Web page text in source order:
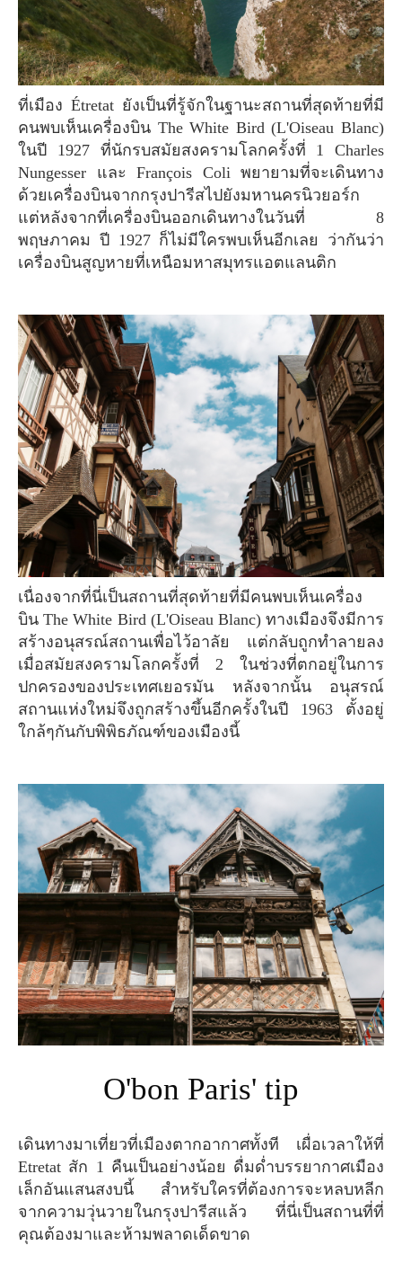
ที่เมือง Étretat ยังเป็นที่รู้จักในฐานะสถานที่สุดท้ายที่มี
คนพบเห็นเครื่องบิน The White Bird (L'Oiseau Blanc)
ในปี 1927 ที่นักรบสมัยสงครามโลกครั้งที่ 1 Charles
Nungesser และ François Coli พยายามที่จะเดินทาง
ด้วยเครื่องบินจากกรุงปารีสไปยังมหานครนิวยอร์ก
แต่หลังจากที่เครื่องบินออกเดินทางในวันที่ 8
พฤษภาคม ปี 1927 ก็ไม่มีใครพบเห็นอีกเลย ว่ากันว่า
เครื่องบินสูญหายที่เหนือมหาสมุทรแอตแลนติก
เนื่องจากที่นี่เป็นสถานที่สุดท้ายที่มีคนพบเห็นเครื่อง
บิน The White Bird (L'Oiseau Blanc) ทางเมืองจึงมีการ
สร้างอนุสรณ์สถานเพื่อไว้อาลัย แต่กลับถูกทำลายลง
เมื่อสมัยสงครามโลกครั้งที่ 2 ในช่วงที่ตกอยู่ในการ
ปกครองของประเทศเยอรมัน หลังจากนั้น อนุสรณ์
สถานแห่งใหม่จึงถูกสร้างขึ้นอีกครั้งในปี 1963 ตั้งอยู่
ใกล้ๆกันกับพิพิธภัณฑ์ของเมืองนี้
O'bon Paris' tip
เดินทางมาเที่ยวที่เมืองตากอากาศทั้งที เผื่อเวลาให้ที่
Etretat สัก 1 คืนเป็นอย่างน้อย ดื่มด่ำบรรยากาศเมือง
เล็กอันแสนสงบนี้ สำหรับใครที่ต้องการจะหลบหลีก
จากความวุ่นวายในกรุงปารีสแล้ว ที่นี่เป็นสถานที่ที่
คุณต้องมาและห้ามพลาดเด็ดขาด